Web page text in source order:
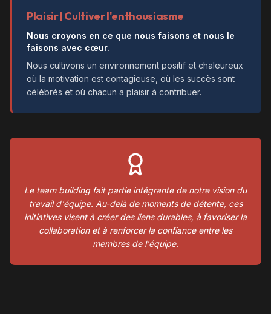
Plaisir | Cultiver l'enthousiasme
Nous croyons en ce que nous faisons et nous le
faisons avec cœur.
Nous cultivons un environnement positif et chaleureux
où la motivation est contagieuse, où les succès sont
célébrés et où chacun a plaisir à contribuer.
Le team building fait partie intégrante de notre vision du
travail d'équipe. Au-delà de moments de détente, ces
initiatives visent à créer des liens durables, à favoriser la
collaboration et à renforcer la confiance entre les
membres de l'équipe.